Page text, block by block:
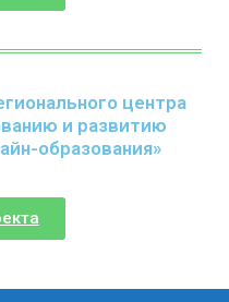
центра
и развитию
образования»